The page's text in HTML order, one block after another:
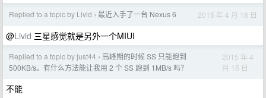
Replied to a topic by Livid › 最近入手了一台 Nexus 6 2015 年 4 月 18 日
@Livid 三星感觉就是另外一个MIUI
Replied to a topic by just44 › 高峰期的时候 SS 只能跑到
500KB/s。有什么方法能让我用 2 个 SS 跑到 1MB/s 吗？
2015 年 4
月 15 日
不能